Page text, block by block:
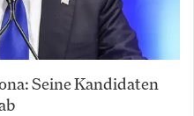
Seine Kandidaten